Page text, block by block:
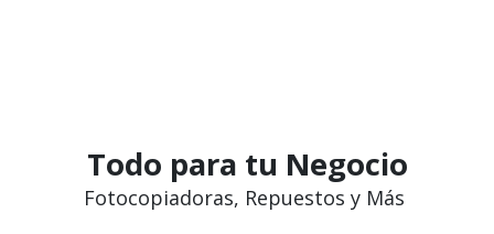
Todo para tu Negocio
Fotocopiadoras, Repuestos y Más